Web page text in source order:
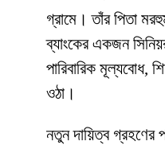
গ্রামে। তাঁর পিতা
ব্যাংকের একজন
পারিবারিক মূল্যবোধ,
ওঠা।
নতুন দায়িত্ব গ্রহণের